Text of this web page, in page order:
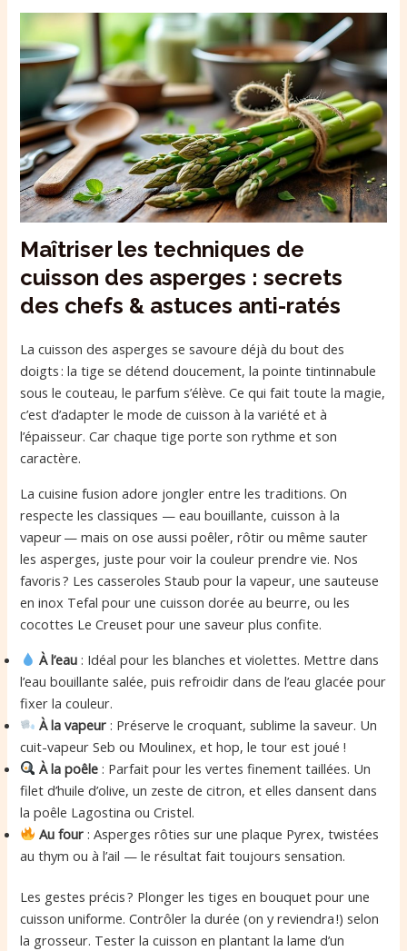
Maîtriser les techniques de
cuisson des asperges : secrets
des chefs & astuces anti-ratés
La cuisson des asperges se savoure déjà du bout des
doigts : la tige se détend doucement, la pointe tintinnabule
sous le couteau, le parfum s’élève. Ce qui fait toute la magie,
c’est d’adapter le mode de cuisson à la variété et à
l’épaisseur. Car chaque tige porte son rythme et son
caractère.
La cuisine fusion adore jongler entre les traditions. On
respecte les classiques — eau bouillante, cuisson à la
vapeur — mais on ose aussi poêler, rôtir ou même sauter
les asperges, juste pour voir la couleur prendre vie. Nos
favoris ? Les casseroles Staub pour la vapeur, une sauteuse
en inox Tefal pour une cuisson dorée au beurre, ou les
cocottes Le Creuset pour une saveur plus confite.
À l’eau : Idéal pour les blanches et violettes. Mettre dans
l’eau bouillante salée, puis refroidir dans de l’eau glacée pour
fixer la couleur.
À la vapeur : Préserve le croquant, sublime la saveur. Un
cuit-vapeur Seb ou Moulinex, et hop, le tour est joué !
À la poêle : Parfait pour les vertes finement taillées. Un
filet d’huile d’olive, un zeste de citron, et elles dansent dans
la poêle Lagostina ou Cristel.
Au four : Asperges rôties sur une plaque Pyrex, twistées
au thym ou à l’ail — le résultat fait toujours sensation.
Les gestes précis ? Plonger les tiges en bouquet pour une
cuisson uniforme. Contrôler la durée (on y reviendra !) selon
la grosseur. Tester la cuisson en plantant la lame d’un